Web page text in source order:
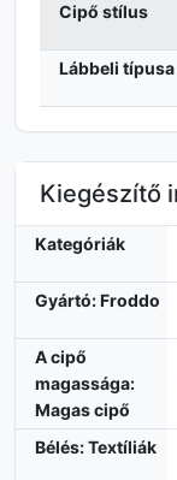
Cipő stílus
Lábbeli típusa
Kiegészítő
Kategóriák
Gyártó: Froddo
A cipő
magassága:
Magas cipő
Bélés: Textíliák